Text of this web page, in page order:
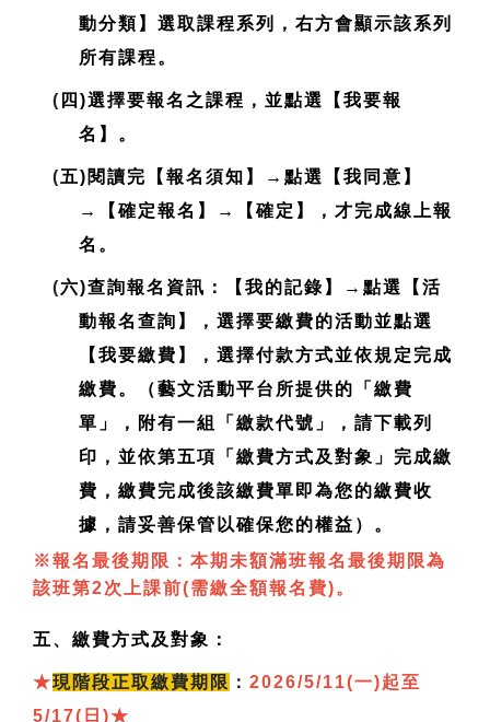
動分類】選取課程系列，右方會顯示該系列
所有課程。
( 四)選擇要報名之課程，並點選【我要報
名】。
(五)閱讀完【報名須知】→點選【我同意】
→【確定報名】→【確定】，才完成線上報
名。
(六)查詢報名資訊：【我的記錄】→點選【活
動報名查詢】，選擇要繳費的活動並點選
【我要繳費】，選擇付款方式並依規定完成
繳費。（藝文活動平台所提供的「繳費
單」，附有一組「繳款代號」，請下載列
印，並依第五項「繳費方式及對象」完成繳
費，繳費完成後該繳費單即為您的繳費收
據，請妥善保管以確保您的權益）。
※報名最後期限：本期未額滿班報名最後期限為
該班第2次上課前(需繳全額報名費)。
五、繳費方式及對象：
★現階段正取繳費期限 ： 2026/5/11(一)起至
5/17(日)★